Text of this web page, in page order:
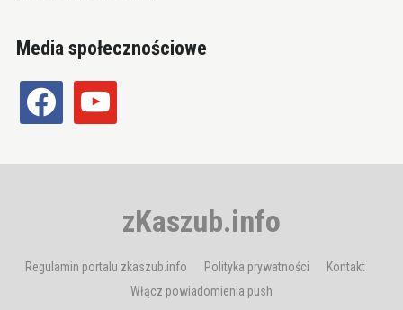
Media społecznościowe
facebook youtube
zKaszub.info
Regulamin portalu zkaszub.info Polityka prywatności
Kontakt
Włącz powiadomienia push